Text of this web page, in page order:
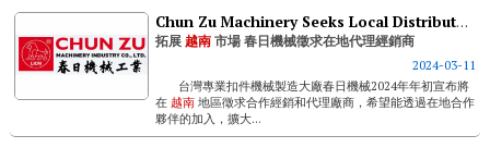
Chun Zu Machinery Seeks Local Distributors To Expand Market In Vietnam
拓展越南市場 春日機械徵求在地代理經銷商
2024-03-11
台灣專業扣件機械製造大廠春日機械2024年年初宣布將
在 越南地區徵求合作經銷和代理廠商，希望能透過在地合作
夥伴的加入，擴大...